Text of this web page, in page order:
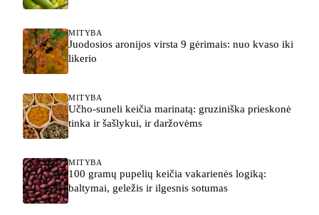
MITYBA
Juodosios aronijos virsta 9 gėrimais: nuo kvaso iki
likerio
MITYBA
Učho-suneli keičia marinatą: gruziniška prieskonė
tinka ir šašlykui, ir daržovėms
MITYBA
100 gramų pupelių keičia vakarienės logiką:
baltymai, geležis ir ilgesnis sotumas